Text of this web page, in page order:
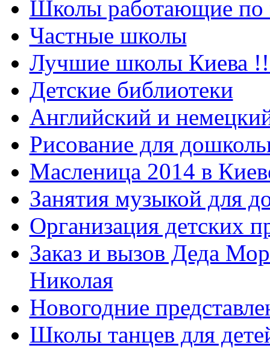
Школы работающие по
Частные школы
Лучшие школы Киева
Детские библиотеки
Английский и
Рисование для
Масленица 2014 в
Занятия музыкой для
Организация детских
Заказ и вызов Деда
Николая
Новогодние
Школы танцев для